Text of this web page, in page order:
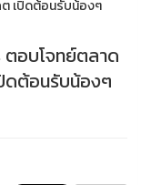
เปิดต้อนรับน้องๆ
ตอบโจทย์ตลาด
ดต้อนรับน้องๆ